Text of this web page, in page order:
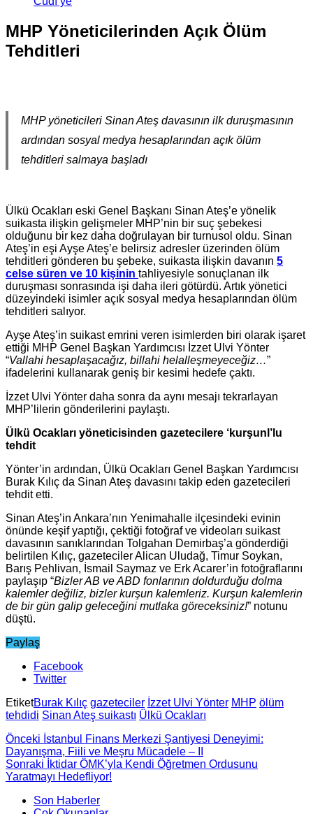
MHP Yöneticilerinden Açık Ölüm
Tehditleri
MHP yöneticileri Sinan Ateş davasının ilk duruşmasının
ardından sosyal medya hesaplarından açık ölüm
tehditleri salmaya başladı
Ülkü Ocakları eski Genel Başkanı Sinan Ateş’e yönelik
suikasta ilişkin gelişmeler MHP’nin bir suç şebekesi
olduğunu bir kez daha doğrulayan bir turnusol oldu. Sinan
Ateş’in eşi Ayşe Ateş’e belirsiz adresler üzerinden ölüm
tehditleri gönderen bu şebeke, suikasta ilişkin davanın 5
celse süren ve 10 kişinin tahliyesiyle sonuçlanan ilk
duruşması sonrasında işi daha ileri götürdü. Artık yönetici
düzeyindeki isimler açık sosyal medya hesaplarından ölüm
tehditleri salıyor.
Ayşe Ateş’in suikast emrini veren isimlerden biri olarak işaret
ettiği MHP Genel Başkan Yardımcısı İzzet Ulvi Yönter
“Vallahi hesaplaşacağız, billahi helalleşmeyeceğiz…”
ifadelerini kullanarak geniş bir kesimi hedefe çaktı.
İzzet Ulvi Yönter daha sonra da aynı mesajı tekrarlayan
MHP’lilerin gönderilerini paylaştı.
Ülkü Ocakları yöneticisinden gazetecilere ‘kurşunl’lu
tehdit
Yönter’in ardından, Ülkü Ocakları Genel Başkan Yardımcısı
Burak Kılıç da Sinan Ateş davasını takip eden gazetecileri
tehdit etti.
Sinan Ateş’in Ankara’nın Yenimahalle ilçesindeki evinin
önünde keşif yaptığı, çektiği fotoğraf ve videoları suikast
davasının sanıklarından Tolgahan Demirbaş’a gönderdiği
belirtilen Kılıç, gazeteciler Alican Uludağ, Timur Soykan,
Barış Pehlivan, İsmail Saymaz ve Erk Acarer’in fotoğraflarını
paylaşıp “Bizler AB ve ABD fonlarının doldurduğu dolma
kalemler değiliz, bizler kurşun kalemleriz. Kurşun kalemlerin
de bir gün galip geleceğini mutlaka göreceksiniz!” notunu
düştü.
Paylaş
Facebook
Twitter
EtiketBurak Kılıç gazeteciler İzzet Ulvi Yönter MHP ölüm
tehdidi Sinan Ateş suikastı Ülkü Ocakları
Önceki İstanbul Finans Merkezi Şantiyesi Deneyimi:
Dayanışma, Fiili ve Meşru Mücadele – II
Sonraki İktidar ÖMK’yla Kendi Öğretmen Ordusunu
Yaratmayı Hedefliyor!
Son Haberler